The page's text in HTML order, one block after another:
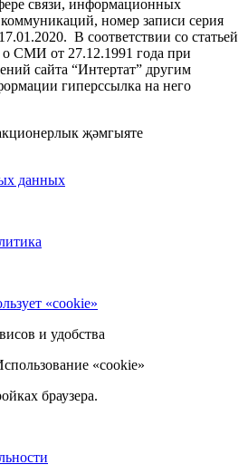
связи, информационных
номер записи серия
В соответствии со статьей
о СМИ от 27.12.1991 года при
сайта “Интертат” другим
гиперссылка на него
җәмгыяте
данных
«cookie»
и удобства
«cookie»
браузера.